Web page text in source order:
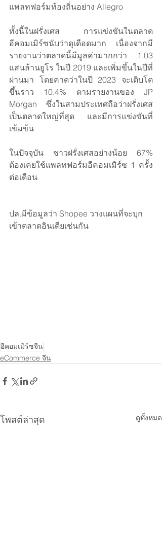
แพลทฟอร์มท้องถิ่นอย่าง Allegro
ทั้งนี้ในฝรั่งเศส การแข่งขันในตลาด
อีคอมเมิร์ซนับว่าดุเดือดมาก เนื่องจากมี
รายงานว่าตลาดนี้มีมูลค่ามากกว่า 1.03
แสนล้านยูโร ในปี 2019 และเพิ่มขึ้นในปีที่
ผ่านมา โดยคาดว่าในปี 2023 จะเติบโต
ขึ้นราว 10.4% ตามรายงานของ JP
Morgan ซึ่งในสามประเทศถือว่าฝรั่งเศส
เป็นตลาดใหญ่ที่สุด และมีการแข่งขันที่
เข้มข้น
ในปัจจุบัน ชาวฝรั่งเศสอย่างน้อย 67%
ต้องเคยใช้แพลทฟอร์มอีคอมเมิร์ซ 1 ครั้ง
ต่อเดือน
ปล.มีข้อมูลว่า Shopee วางแผนที่จะบุก
เข้าตลาดอินเดียเช่นกัน
อีคอมเมิร์ซจีน
eCommerce จีน
โพสต์ล่าสุด ดูทั้งหมด